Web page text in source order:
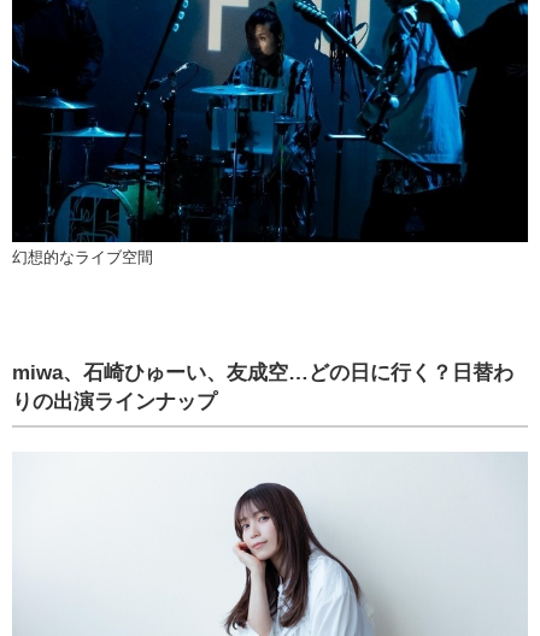
幻想的なライブ空間
miwa、石崎ひゅーい、友成空…どの日に行く？日替わ
りの出演ラインナップ